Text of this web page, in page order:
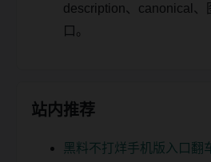
description、canonical、
口。
站内推荐
黑料不打烊手机版入口翻